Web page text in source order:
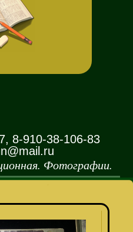
8-910-38-106-83
Фотографии.